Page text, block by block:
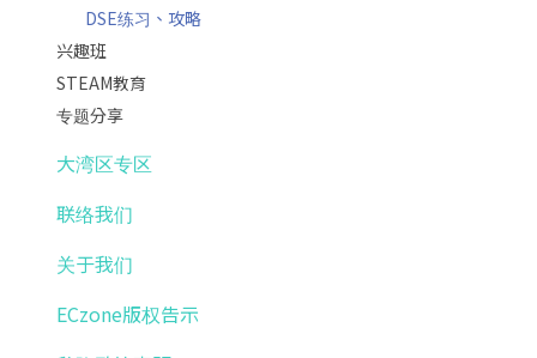
DSE练习、攻略
兴趣班
STEAM教育
专题分享
大湾区专区
联络我们
关于我们
ECzone版权告示